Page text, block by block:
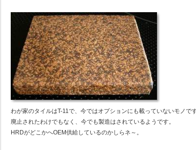
わが家のタイルはT-11で、今ではオプションにも載っていないモノで
廃止されたわけでもなく、今でも製造はされているようです。
HRDがどこかへOEM供給しているのかしらネ～。